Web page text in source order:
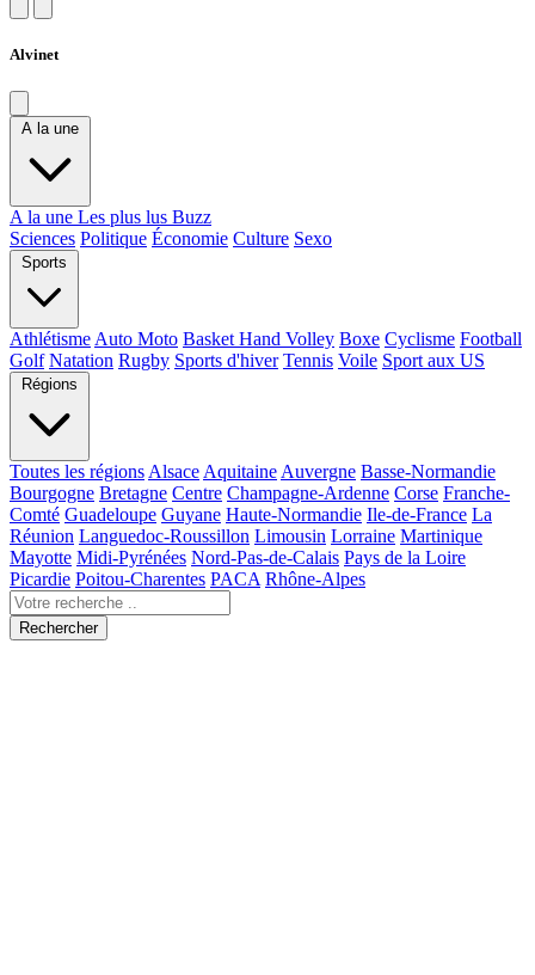
Alvinet
A la une
A la une Les plus lus Buzz
Sciences Politique Économie Culture Sexo
Sports
Athlétisme Auto Moto Basket Hand Volley Boxe Cyclisme Football
Golf Natation Rugby Sports d'hiver Tennis Voile Sport aux US
Régions
Toutes les régions Alsace Aquitaine Auvergne Basse-Normandie
Bourgogne Bretagne Centre Champagne-Ardenne Corse Franche-
Comté Guadeloupe Guyane Haute-Normandie Ile-de-France La
Réunion Languedoc-Roussillon Limousin Lorraine Martinique
Mayotte Midi-Pyrénées Nord-Pas-de-Calais Pays de la Loire
Picardie Poitou-Charentes PACA Rhône-Alpes
Rechercher